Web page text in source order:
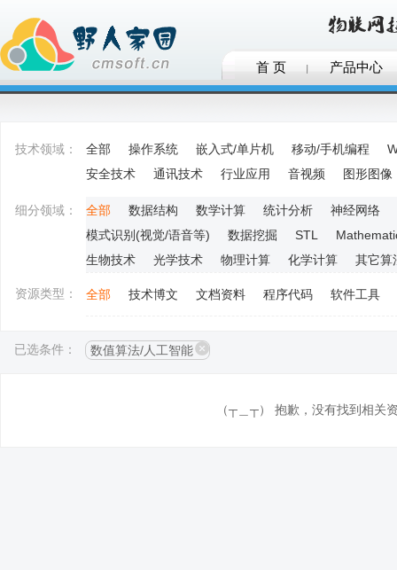
首 页 产品中心
技术领域： 全部 操作系统 嵌入式/单片机 移动/手机编程
安全技术
通讯技术 行业应用 音视频 图形图像
细分领域： 全部 数据结构 数学计算 统计分析
神经网络
模式识别(视觉/语音等)
数据挖掘 STL
生物技术
光学技术 物理计算 化学计算 其它算
资源类型： 全部 技术博文 文档资料 程序代码 软件工具
已选条件： 数值算法/人工智能
（┬＿┬） 抱歉，没有找到相关